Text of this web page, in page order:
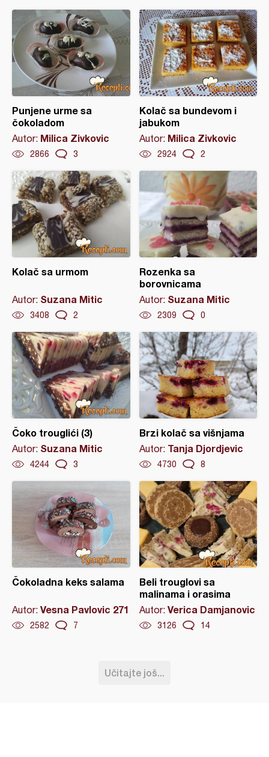
Punjene urme sa
čokoladom
Autor: Milica Zivkovic
2866 3
Kolač sa bundevom i
jabukom
Autor: Milica Zivkovic
2924 2
Kolač sa urmom
Autor: Suzana Mitic
3408 2
Rozenka sa
borovnicama
Autor: Suzana Mitic
2309 0
Čoko trouglići (3)
Autor: Suzana Mitic
4244 3
Brzi kolač sa višnjama
Autor: Tanja Djordjevic
4730 8
Čokoladna keks salama
Autor: Vesna Pavlovic 271
2582 7
Beli trouglovi sa
malinama i orasima
Autor: Verica Damjanovic
3126 14
Učitajte još...